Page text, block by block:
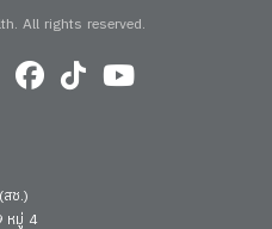
All rights reserved.
ช.)
หมู่ 4